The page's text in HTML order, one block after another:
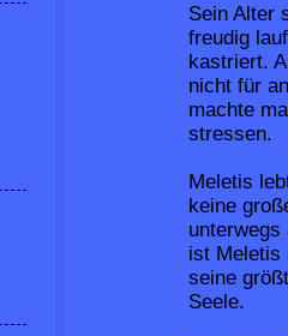
Sein Alter
freudig
kastriert.
nicht für
machte
stressen.
Meletis
keine
unterwegs
ist Meletis
seine
Seele.